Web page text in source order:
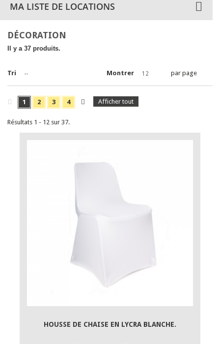
MA LISTE DE LOCATIONS
DÉCORATION
Il y a 37 produits.
Tri -- Montrer 12 par page
Afficher tout
1 2 3 4
Résultats 1 - 12 sur 37.
HOUSSE DE CHAISE EN LYCRA BLANCHE.